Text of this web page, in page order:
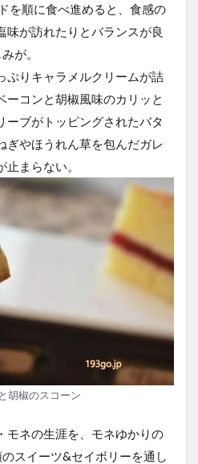
を順に食べ進めると、食感の
味が訪れたりとバランスが良
が。
ぷりキャラメルクリームが詰
ーコンと胡椒風味のカリッと
ーブがトッピングされたバタ
ぎやほうれん草を包んだガレ
まらない。
胡椒のスコーン
モネの生涯を、モネゆかりの
スイーツ&セイボリーを通し